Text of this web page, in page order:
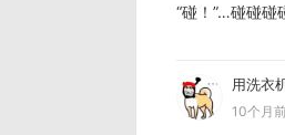
“碰！”…碰碰碰
用洗衣
10个月